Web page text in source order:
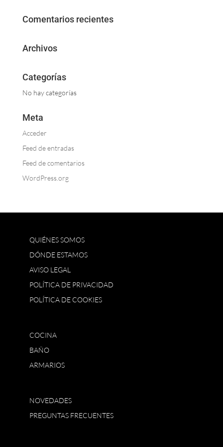
Comentarios recientes
Archivos
Categorías
No hay categorías
Meta
Acceder
Feed de entradas
Feed de comentarios
WordPress.org
QUIÉNES SOMOS
DÓNDE ESTAMOS
AVISO LEGAL
POLÍTICA DE PRIVACIDAD
POLÍTICA DE COOKIES
COCINA
BAÑO
ARMARIOS
NOVEDADES
PREGUNTAS FRECUENTES